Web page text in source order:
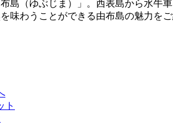
島（ゆぶじま）」。西表島から水牛
味わうことができる由布島の魅力を
ト